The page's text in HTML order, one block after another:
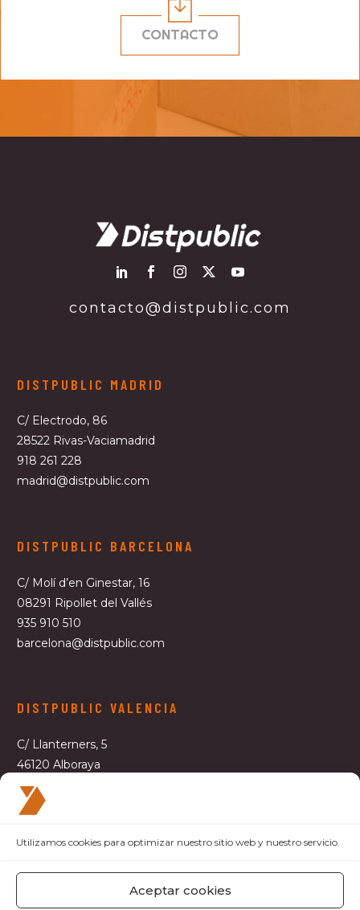
Utilizamos cookies para optimizar nuestro sitio web y nuestro servicio.
Aceptar cookies
CONTACTO
contacto@distpublic.com
DISTPUBLIC MADRID
C/ Electrodo, 86
28522 Rivas-Vaciamadrid
918 261 228
madrid@distpublic.com
DISTPUBLIC BARCELONA
C/ Molí d’en Ginestar, 16
08291 Ripollet del Vallés
935 910 510
barcelona@distpublic.com
DISTPUBLIC VALENCIA
C/ Llanterners, 5
46120 Alboraya
963 609 181
valencia@distpublic.com